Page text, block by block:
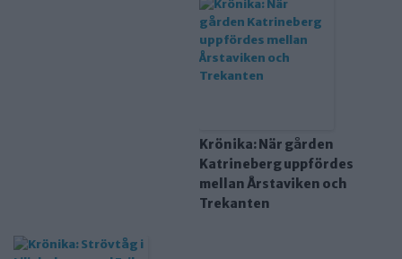
Krönika: När gården
Katrineberg uppfördes
mellan Årstaviken och
Trekanten